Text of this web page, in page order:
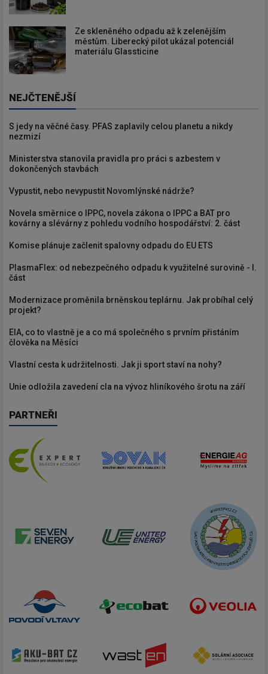
Ze skleněného odpadu až k zelenějším
městům. Liberecký pilot ukázal potenciál
materiálu Glassticine
NEJČTENĚJŠÍ
S jedy na věčné časy. PFAS zaplavily celou planetu a nikdy
nezmizí
Ministerstva stanovila pravidla pro práci s azbestem v
dokončených stavbách
Vypustit, nebo nevypustit Novomlýnské nádrže?
Novela směrnice o IPPC, novela zákona o IPPC a BAT pro
kovárny a slévárny z pohledu vodního hospodářství: 2. část
Komise plánuje začlenit spalovny odpadu do EU ETS
PlasmaFlex: od nebezpečného odpadu k využitelné surovině - I.
část
Modernizace proměnila brněnskou teplárnu. Jak probíhal celý
projekt?
EIA, co to vlastně je a co má společného s prvním přistáním
člověka na Měsíci
Vlastní cesta k udržitelnosti. Jak ji sport staví na nohy?
Unie odložila zavedení cla na vývoz hliníkového šrotu na září
PARTNEŘI